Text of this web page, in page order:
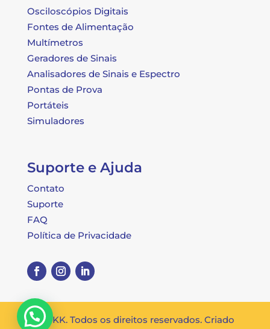
Osciloscópios Digitais
Fontes de Alimentação
Multímetros
Geradores de Sinais
Analisadores de Sinais e Espectro
Pontas de Prova
Portáteis
Simuladores
Suporte e Ajuda
Contato
Suporte
FAQ
Política de Privacidade
© OKK. Todos os direitos reservados. Criado
Posso ajudar?